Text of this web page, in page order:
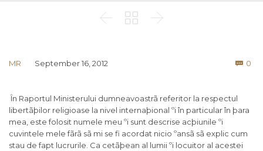
  
MR September 16, 2012  0
În Raportul Ministerului dumneavoastrã referitor la respectul
libertãþilor religioase la nivel internaþional ºi în particular în þara
mea, este folosit numele meu ºi sunt descrise acþiunile ºi
cuvintele mele fãrã sã mi se fi acordat nicio ºansã sã explic cum
stau de fapt lucrurile. Ca cetãþean al lumii ºi locuitor al acestei